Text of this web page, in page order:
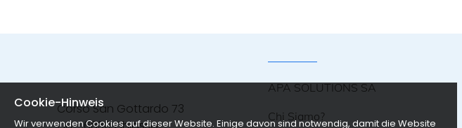
Cookie-Hinweis
Wir verwenden Cookies auf dieser Website. Einige davon sind notwendig, damit die Website
Corso San Gottardo 73
APA SOLUTIONS SA
Chi Siamo?